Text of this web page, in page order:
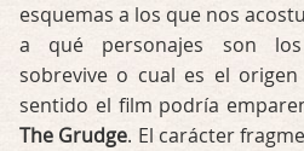
esquemas a los que nos
a qué personajes son los
sobrevive o cual es el
sentido el film podría
The Grudge. El carácter